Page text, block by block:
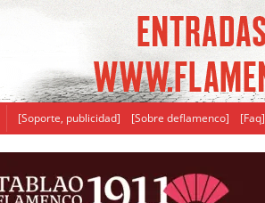
[Soporte, publicidad] [Sobre deflamenco] [Faq]